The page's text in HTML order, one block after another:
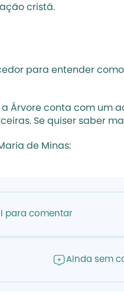
cristã.
para entender
Árvore conta com
Se quiser saber
de Minas:
para comentar
Ainda sem